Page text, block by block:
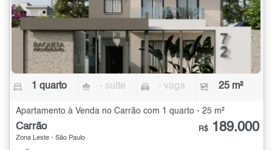
1 quarto - suíte - vaga 25 m²
Apartamento à Venda no Carrão com 1 quarto - 25 m²
Carrão
Zona Leste - São Paulo
R$ 189.000